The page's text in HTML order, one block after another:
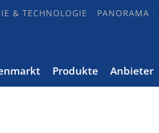
& TECHNOLOGIE PANORAMA
Produkte Anbieter